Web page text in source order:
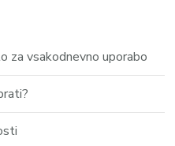
za vsakodnevno uporabo